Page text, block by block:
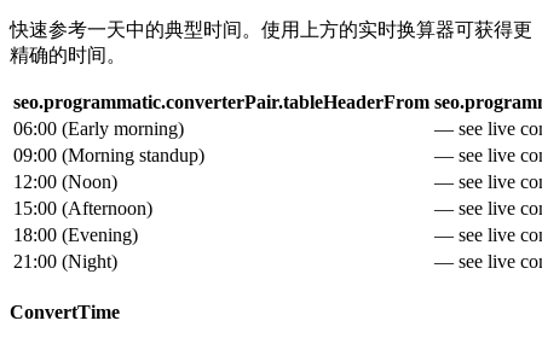
快速参考一天中的典型时间。使用上方的实时换算器可获得更
精确的时间。
seo.programmatic.converterPair.tableHeaderFrom
06:00 (Early morning)
— see live
09:00 (Morning standup)
— see live
12:00 (Noon)
— see live
15:00 (Afternoon)
— see live
18:00 (Evening)
— see live
21:00 (Night) — see live
ConvertTime